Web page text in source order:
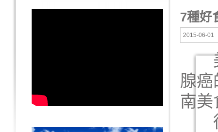
7種好
2015-06-01
美
腺癌
南美
從